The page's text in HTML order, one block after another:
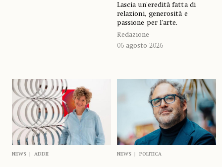
Lascia un'eredità fatta di
relazioni, generosità e
passione per l'arte.
Redazione
06 agosto 2026
NEWS ADDII NEWS POLITICA